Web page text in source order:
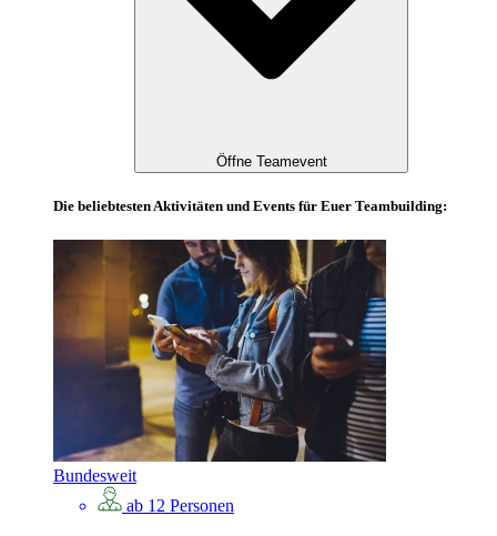
Öffne Teamevent
Die beliebtesten Aktivitäten und Events für Euer Teambuilding:
Bundesweit
ab 12 Personen